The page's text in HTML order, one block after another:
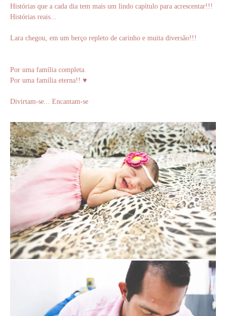
Histórias que a cada dia tem mais um lindo capítulo para acrescentar!!!
Histórias reais...
Lara chegou, em um berço repleto de carinho e muita diversão!!!
Por uma família completa.
Por uma família eterna!! ♥
Divirtam-se... Encantam-se